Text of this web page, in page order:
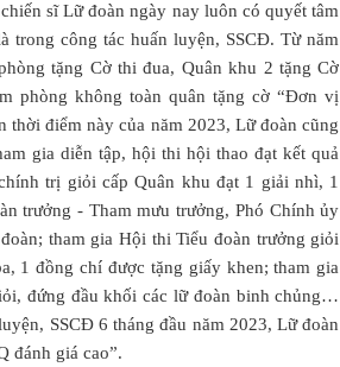
sĩ Lữ đoàn ngày nay luôn có quyết tâm
trong công tác huấn luyện, SSCĐ. Từ năm
tặng Cờ thi đua, Quân khu 2 tặng Cờ
phòng không toàn quân tặng cờ “Đơn vị
thời điểm này của năm 2023, Lữ đoàn cũng
gia diễn tập, hội thi hội thao đạt kết quả
trị giỏi cấp Quân khu đạt 1 giải nhì, 1
trưởng - Tham mưu trưởng, Phó Chính ủy
tham gia Hội thi Tiểu đoàn trưởng giỏi
1 đồng chí được tặng giấy khen; tham gia
đứng đầu khối các lữ đoàn binh chủng…
SSCĐ 6 tháng đầu năm 2023, Lữ đoàn
đánh giá cao”.